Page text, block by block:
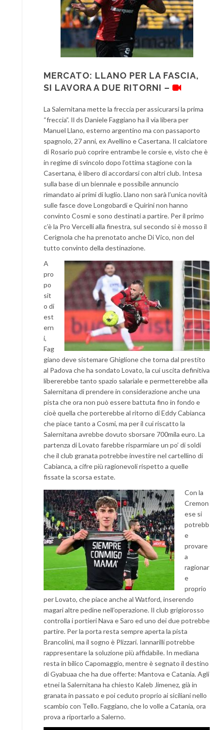
MERCATO: LLANO PER LA FASCIA,
SI LAVORA A DUE RITORNI –
La Salernitana mette la freccia per assicurarsi la prima
“freccia”. Il ds Daniele Faggiano ha il via libera per
Manuel Llano, esterno argentino ma con passaporto
spagnolo, 27 anni, ex Avellino e Casertana. Il calciatore
di Rosario può coprire entrambe le corsie e, visto che è
in regime di svincolo dopo l’ottima stagione con la
Casertana, è libero di accordarsi con altri club. Intesa
sulla base di un biennale e possibile annuncio
rimandato ai primi di luglio. Llano non sarà l’unica novità
sulle fasce dove Longobardi e Quirini non hanno
convinto Cosmi e sono destinati a partire. Per il primo
c’è la Pro Vercelli alla finestra, sul secondo si è mosso il
Cerignola che ha prenotato anche Di Vico, non del
tutto convinto della destinazione.
A
pro
po
sit
o di
est
ern
i,
Fag
giano deve sistemare Ghiglione che torna dal prestito
al Padova che ha sondato Lovato, la cui uscita definitiva
libererebbe tanto spazio salariale e permetterebbe alla
Salernitana di prendere in considerazione anche una
pista che ora non può essere battuta fino in fondo e
cioè quella che porterebbe al ritorno di Eddy Cabianca
che piace tanto a Cosmi, ma per il cui riscatto la
Salernitana avrebbe dovuto sborsare 700mila euro. La
partenza di Lovato farebbe risparmiare un po’ di soldi
che il club granata potrebbe investire nel cartellino di
Cabianca, a cifre più ragionevoli rispetto a quelle
fissate la scorsa estate.
Con la
Cremon
ese si
potrebb
e
provare
a
ragionar
e
proprio
per Lovato, che piace anche al Watford, inserendo
magari altre pedine nell’operazione. Il club grigiorosso
controlla i portieri Nava e Saro ed uno dei due potrebbe
partire. Per la porta resta sempre aperta la pista
Brancolini, ma il sogno è Plizzari. Iannarilli potrebbe
rappresentare la soluzione più affidabile. In mediana
resta in bilico Capomaggio, mentre è segnato il destino
di Gyabuaa che ha due offerte: Mantova e Catania. Agli
etnei la Salernitana ha chiesto Kaleb Jimenez, già in
granata in passato e poi ceduto proprio ai siciliani nello
scambio con Tello. Faggiano, che lo volle a Catania, ora
prova a riportarlo a Salerno.